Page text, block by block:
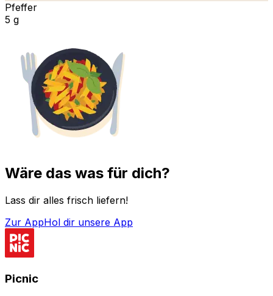
Pfeffer
5 g
Wäre das was für dich?
Lass dir alles frisch liefern!
Zur AppHol dir unsere App
Picnic